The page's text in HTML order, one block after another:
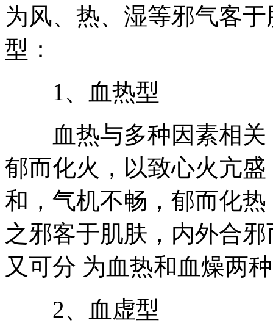
为风、热、湿等邪气客
型：
1、血热型
血热与多种因素相关
郁而化火，以致心火亢
和，气机不畅，郁而化
之邪客于肌肤，内外合
又可分 为血热和血燥两
2、血虚型